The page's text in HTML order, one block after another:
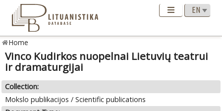
Home
Vinco Kudirkos nuopelnai Lietuvių teatrui
ir dramaturgijai
Collection:
Mokslo publikacijos / Scientific publications